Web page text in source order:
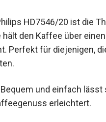
HD7546/20 ist die
den Kaffee über
Perfekt für diejenigen,
und einfach
erleichtert.